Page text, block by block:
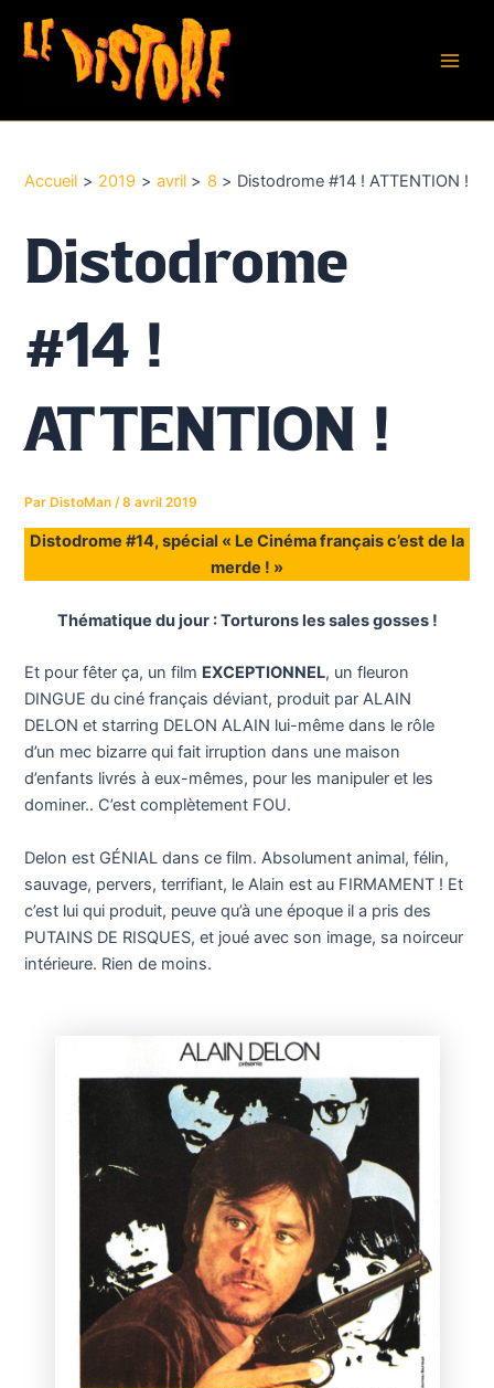
contenu
Accueil 2019 avril 8 Distodrome #14 ! ATTENTION !
Distodrome
#14 !
ATTENTION !
Par DistoMan/8 avril 2019
Distodrome #14, spécial « Le Cinéma français c’est de la
merde ! »
Thématique du jour : Torturons les sales gosses !
Et pour fêter ça, un film EXCEPTIONNEL, un fleuron
DINGUE du ciné français déviant, produit par ALAIN
DELON et starring DELON ALAIN lui-même dans le rôle
d’un mec bizarre qui fait irruption dans une maison
d’enfants livrés à eux-mêmes, pour les manipuler et les
dominer.. C’est complètement FOU.
Delon est GÉNIAL dans ce film. Absolument animal, félin,
sauvage, pervers, terrifiant, le Alain est au FIRMAMENT ! Et
c’est lui qui produit, peuve qu’à une époque il a pris des
PUTAINS DE RISQUES, et joué avec son image, sa noirceur
intérieure. Rien de moins.